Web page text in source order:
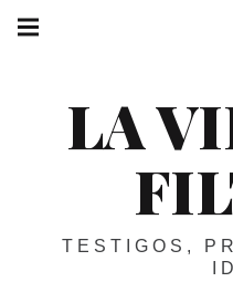
Skip
LA
TESTIGOS,
navigation